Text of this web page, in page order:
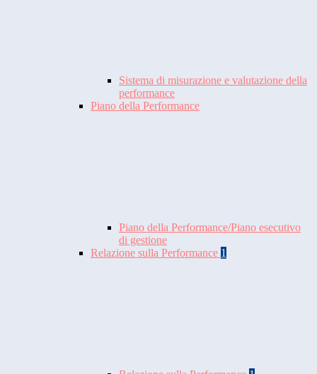
Sistema di misurazione e valutazione della
performance
Piano della Performance
Piano della Performance/Piano esecutivo
di gestione
Relazione sulla Performance 1